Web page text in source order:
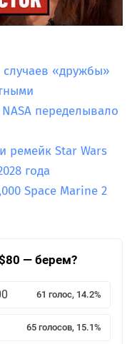
«дружбы»
переделывало
ремейк Star Wars
года
Space Marine 2
— берем?
61 голос, 14.2%
65 голосов, 15.1%